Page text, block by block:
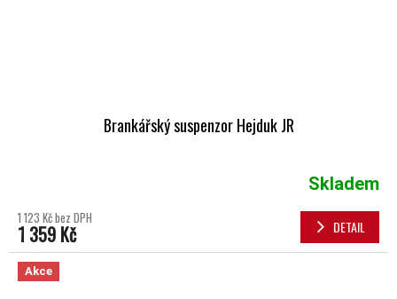
Brankářský suspenzor Hejduk JR
Skladem
1 123 Kč bez DPH
1 359 Kč DETAIL
Akce